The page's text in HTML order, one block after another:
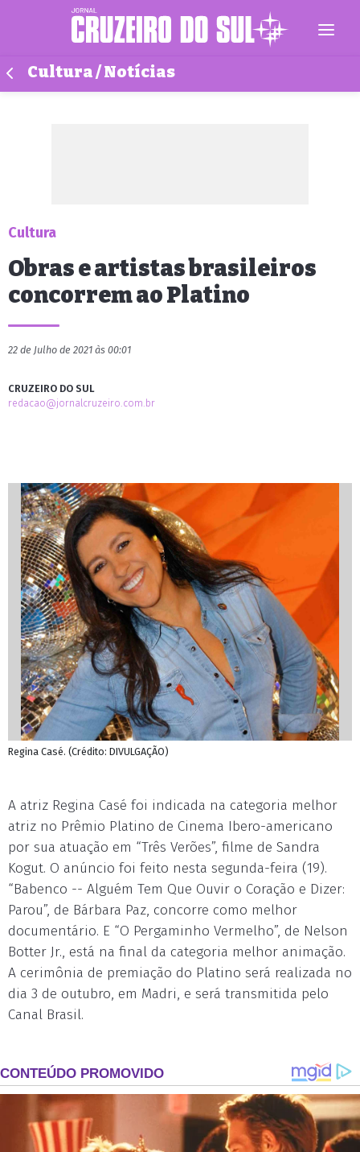
Cultura / Notícias
Cultura
Obras e artistas brasileiros
concorrem ao Platino
22 de Julho de 2021 às 00:01
CRUZEIRO DO SUL
redacao@jornalcruzeiro.com.br
Regina Casé. (Crédito: DIVULGAÇÃO)
A atriz Regina Casé foi indicada na categoria melhor
atriz no Prêmio Platino de Cinema Ibero-americano
por sua atuação em “Três Verões”, filme de Sandra
Kogut. O anúncio foi feito nesta segunda-feira (19).
“Babenco -- Alguém Tem Que Ouvir o Coração e Dizer:
Parou”, de Bárbara Paz, concorre como melhor
documentário. E “O Pergaminho Vermelho”, de Nelson
Botter Jr., está na final da categoria melhor animação.
A cerimônia de premiação do Platino será realizada no
dia 3 de outubro, em Madri, e será transmitida pelo
Canal Brasil.